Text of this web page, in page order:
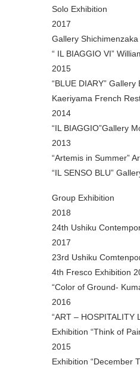
Solo Exhibition
2017
Gallery
“ IL BIAGGIO VI”
2015
“BLUE DIARY”
Kaeriyama French
2014
“IL BIAGGIO”Gallery
2013
“Artemis in Summer”
“IL SENSO BLU”
Group Exhibition
2018
24th Ushiku
2017
23rd Ushiku
4th Fresco Exhibition
“Color of Ground-
2016
“ART – HOSPITALITY
Exhibition “Think of
2015
Exhibition “December